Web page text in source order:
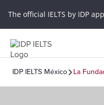
The official IELTS by IDP
IDP IELTS México La